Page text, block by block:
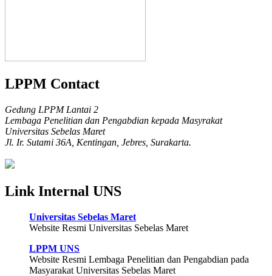
LPPM Contact
Gedung LPPM Lantai 2
Lembaga Penelitian dan Pengabdian kepada Masyrakat
Universitas Sebelas Maret
Jl. Ir. Sutami 36A, Kentingan, Jebres, Surakarta.
Link Internal UNS
Universitas Sebelas Maret
Website Resmi Universitas Sebelas Maret
LPPM UNS
Website Resmi Lembaga Penelitian dan Pengabdian pada
Masyarakat Universitas Sebelas Maret